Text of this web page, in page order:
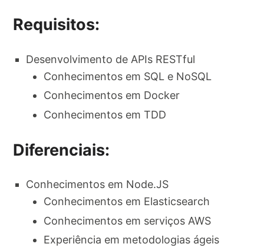
Requisitos:
Desenvolvimento de APIs RESTful
Conhecimentos em SQL e NoSQL
Conhecimentos em Docker
Conhecimentos em TDD
Diferenciais:
Conhecimentos em Node.JS
Conhecimentos em Elasticsearch
Conhecimentos em serviços AWS
Experiência em metodologias ágeis